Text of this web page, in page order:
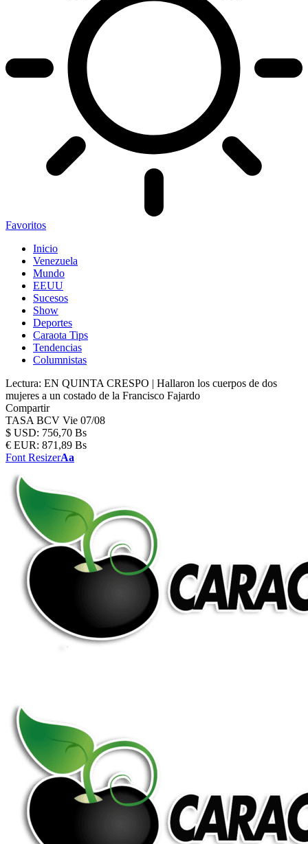
Favoritos
Inicio
Venezuela
Mundo
EEUU
Sucesos
Show
Deportes
Caraota Tips
Tendencias
Columnistas
Lectura: EN QUINTA CRESPO | Hallaron los cuerpos de dos
mujeres a un costado de la Francisco Fajardo
Compartir
TASA BCV Vie 07/08
$ USD: 756,70 Bs
€ EUR: 871,89 Bs
Font ResizerAa